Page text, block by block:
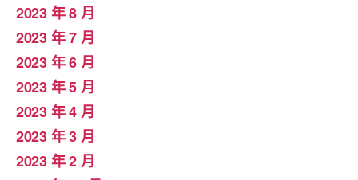
2023 年 8 月
2023 年 7 月
2023 年 6 月
2023 年 5 月
2023 年 4 月
2023 年 3 月
2023 年 2 月